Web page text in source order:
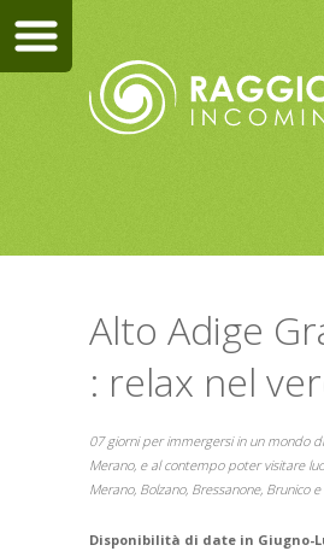
Alto Adige
: relax nel
07 giorni per immergersi in un mondo
Merano, e al contempo poter visitare
Merano, Bolzano, Bressanone, Brunico
Disponibilità di date in Giugno-